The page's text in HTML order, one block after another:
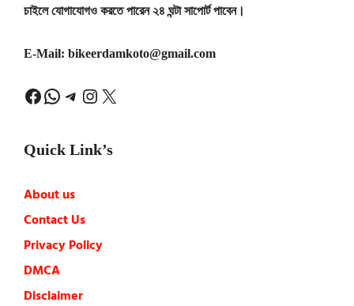
চাইলে যোগাযোগও করতে পারেন ২৪ ঘন্টা সাপোর্ট পাবেন।
E-Mail: bikeerdamkoto@gmail.com
Facebook
WhatsApp
Telegram
Instagram
X
Quick Link’s
About us
Contact Us
Privacy Policy
DMCA
Disclaimer